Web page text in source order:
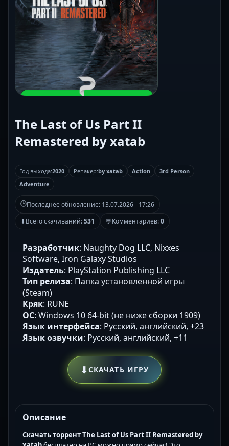
The Last of Us Part II
Remastered by xatab
Год выхода:2020 Репакер:by xatab Action
3rd Person
Adventure
🕒Последнее обновление: 13.07.2026 - 17:26
⬇Всего скачиваний:531 💬Комментариев:0
Разработчик: Naughty Dog LLC, Nixxes
Software, Iron Galaxy Studios
Издатель: PlayStation Publishing LLC
Тип релиза: Папка установленной игры
(Steam)
Кряк: RUNE
ОС: Windows 10 64-bit (не ниже сборки 1909)
Язык интерфейса: Русский, английский, +23
Язык озвучки: Русский, английский, +11
⬇СКАЧАТЬ ИГРУ
Описание
Скачать торрент The Last of Us Part II Remastered by